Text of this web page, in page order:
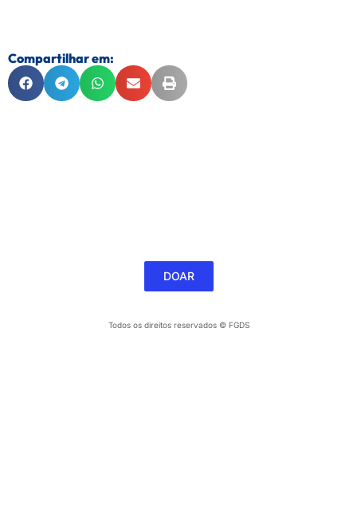
Compartilhar em:
DOAR
Todos os direitos reservados © FGDS